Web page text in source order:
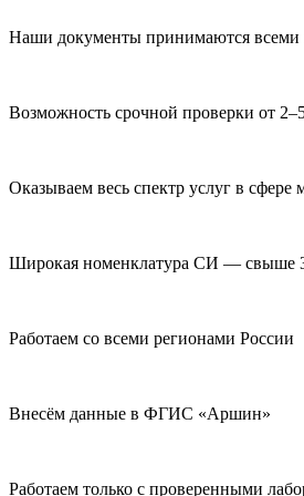
Наши документы принимаются всеми
Возможность срочной проверки от
Оказываем весь спектр услуг в сфере
Широкая номенклатура СИ — свыше
Работаем со всеми регионами России
Внесём данные в ФГИС «Аршин»
Работаем только с проверенными